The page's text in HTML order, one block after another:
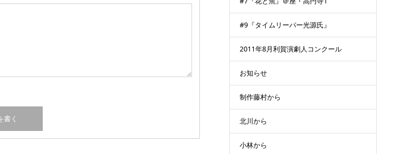
#9『タイムリーパー光源氏』
2011年8月利賀演劇人コンクール
お知らせ
制作藤村から
北川から
小林から